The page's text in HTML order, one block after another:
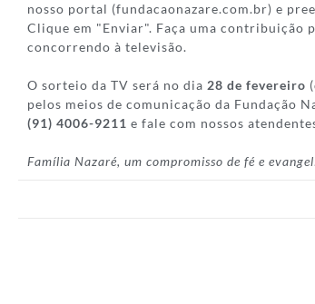
nosso portal (fundacaonazare.com.br) e
Clique em "Enviar". Faça uma contribuição
concorrendo à televisão.
O sorteio da TV será no dia 28 de fevereiro
pelos meios de comunicação da Fundação
(91) 4006-9211 e fale com nossos
Família Nazaré, um compromisso de fé e